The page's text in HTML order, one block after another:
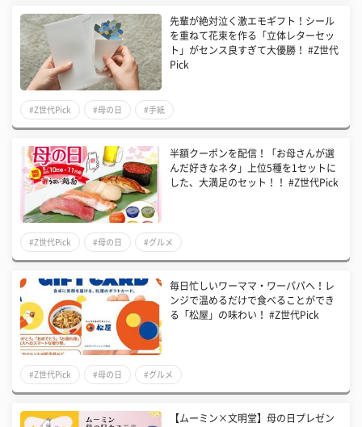
先輩が絶対泣く激エモギフト！シール
を重ねて花束を作る「立体レターセッ
ト」がセンス良すぎて大優勝！ #Z世代
Pick
#Z世代Pick #母の日 #手紙
半額クーポンを配信！「お母さんが選
んだ好きなネタ」上位5種を1セットに
した、大満足のセット！！ #Z世代Pick
#Z世代Pick #母の日 #グルメ
毎日忙しいワーママ・ワーパパへ！レ
ンジで温めるだけで食べることができ
る「松屋」の味わい！ #Z世代Pick
#Z世代Pick #母の日 #グルメ
【ムーミン×文明堂】母の日プレゼン